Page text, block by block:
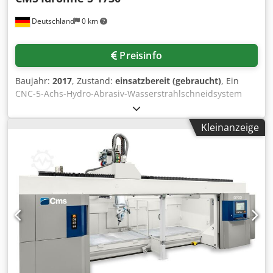
Achsen und Bewegung • CNC-gesteuerte Achsen: X, Y, Z •
Kugelumlauf • Antriebssystem: Zahnstange und Ritzel
(X/Y), Kugelumlaufspindel (Z) • Positioniergenauigkeit:
Wasserstrahl-Drucksystem • Maximaler Betriebsdruck: ca.
4.150 bar (60.000 psi) • Pumpenleistung: ca. 22,5 kW •
Hinweis: Hochdruck-Druckverstärkerpumpe 30 CP im
Lieferumfang enthalten; siehe Zusatzausstattung •
Steuerung und Software • CNC-Steuerung: OSAI Open •
HMI: CMS Active-Schnittstelle • CAD/CAM: Kompatibel mit
EasyCut / EasyPump • Touchscreen-Bedienfeld auf
mobilem Ständer • Arbeitstisch und Beladung •
Materialauflage: Stahlgittertisch • Max. Tischbelastung: ca.
500 kg/m² • Elektrik und Anschlüsse • Stromversorgung:
400 V / 50 Hz / 3-phasig • Anschlussleistung: ca. 35–40 kVA
(konfigurationsabhängig) • Schutzart: IP54 (Schaltschrank) •
Sicherheit und Ausstattung • Sicherheitsvorrichtungen und
Lichtschranken • Automatisches Schmiersystem (X, Y, Z) •
Kollisionserkennungssystem für den Schneidkopf Chedozh
Deutschland 0 km
Preisinfo
Baujahr: 2017, Zustand: einsatzbereit (gebraucht), Ein
CNC-5-Achs-Hydro-Abrasiv-Wasserstrahlschneidsystem
C.M.S. Tecnocut steht zur Verfügung. Arbeitsdimensionen
X/Y/Z: 3300mm/1705mm/150mm, Tischdimensionen X/Y:
3700mm/2050mm, max. Tischbelastung: 1000kg/m²,
Eilgang: 40m/min, Pumpe: CMS GreenJet Evo Electric, max.
Betriebsdruck: 4139bar, Leistung: 34kW.
Gesamtanlagendimensionen X/Y/Z: ca.
5700mm/2550mm/3900mm, Gewicht: ca. 11200kg,
Betriebsstunden: ca. 1500h. Die Anlage ist voll ausgestattet
außer Spanneinheit für Rohre. Dokumentation vorhanden.
Eine Besichtigung vor Ort ist möglich. Chodpfxozc Rc Ts
Kleinanzeige